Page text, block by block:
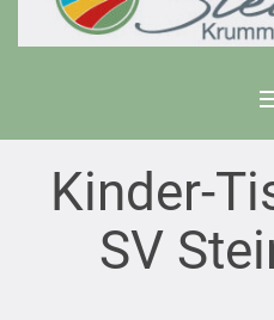
Kinder-
SV